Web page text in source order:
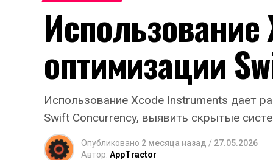
оптимизации
Использование Xcode Instruments дает
Swift Concurrency, выявить скрытые
Опубликовано 2 месяца назад / 27.05.2026
Автор: AppTractor